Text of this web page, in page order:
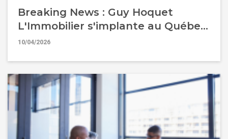
Breaking News : Guy Hoquet
L'Immobilier s'implante au Québec
pour accélérer son développement
10/04/2026